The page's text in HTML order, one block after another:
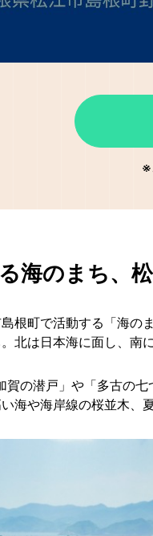
※
海のまち、
根町で活動する「海の
北は日本海に面し、南
賀の潜戸」や「多古の
海や海岸線の桜並木、